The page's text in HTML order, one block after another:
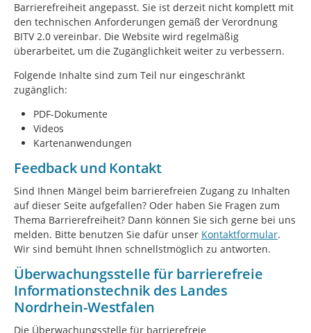
Barrierefreiheit angepasst. Sie ist derzeit nicht komplett mit
den technischen Anforderungen gemäß der Verordnung
BITV 2.0 vereinbar. Die Website wird regelmäßig
überarbeitet, um die Zugänglichkeit weiter zu verbessern.
Folgende Inhalte sind zum Teil nur eingeschränkt
zugänglich:
PDF-Dokumente
Videos
Kartenanwendungen
Feedback und Kontakt
Sind Ihnen Mängel beim barrierefreien Zugang zu Inhalten
auf dieser Seite aufgefallen? Oder haben Sie Fragen zum
Thema Barrierefreiheit? Dann können Sie sich gerne bei uns
melden. Bitte benutzen Sie dafür unser Kontaktformular.
Wir sind bemüht Ihnen schnellstmöglich zu antworten.
Überwachungsstelle für barrierefreie
Informationstechnik des Landes
Nordrhein-Westfalen
Die Überwachungsstelle für barrierefreie